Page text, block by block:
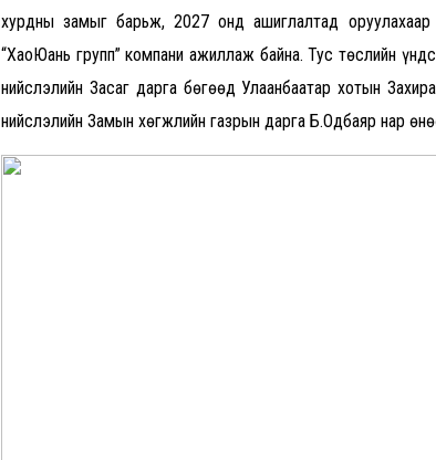
хурдны замыг барьж, 2027 онд ашиглалтад оруулахаар
“ХаоЮань групп” компани ажиллаж байна. Тус төслийн
нийслэлийн Засаг дарга бөгөөд Улаанбаатар хотын
нийслэлийн Замын хөгжлийн газрын дарга Б.Одбаяр нар